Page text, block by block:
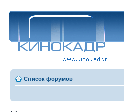
Список форумов